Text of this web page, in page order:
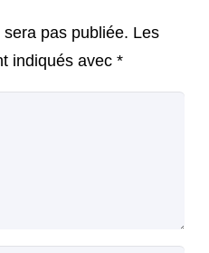
pas publiée. Les
indiqués avec *